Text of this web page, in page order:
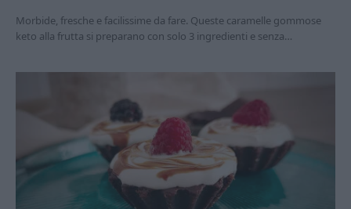
Morbide, fresche e facilissime da fare. Queste caramelle gommose
keto alla frutta si preparano con solo 3 ingredienti e senza…